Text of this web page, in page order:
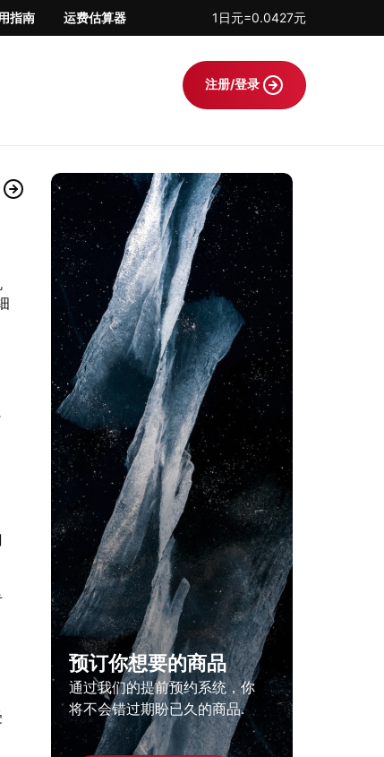
指南 运费估算器 1日元=0.0427元
注册/登录
预订你想要的商品
通过我们的提前预约系统，你
将不会错过期盼已久的商品.